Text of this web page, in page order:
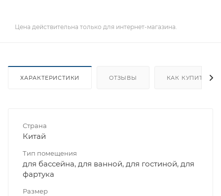
Цена действительна только для интернет-магазина.
ХАРАКТЕРИСТИКИ ОТЗЫВЫ КАК КУПИТЬ
Страна
Китай
Тип помещения
для бассейна, для ванной, для гостиной, для
фартука
Размер